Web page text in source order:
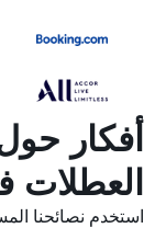
أفكار